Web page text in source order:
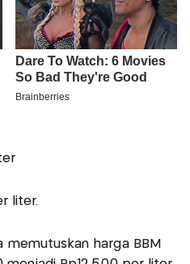
liter.
memutuskan harga BBM